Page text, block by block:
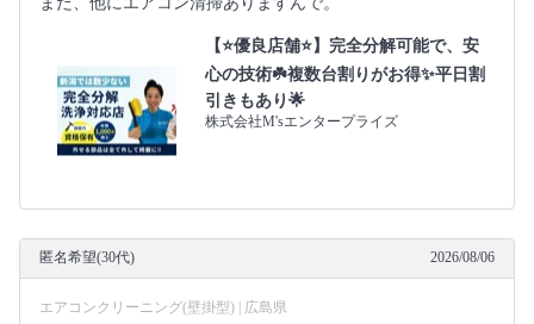
【⭐️優良店舗⭐️】完全分解可能で、安
心の技術☘️複数台割りがお得✨平日割
引きもあり🌟
株式会社M'sエンタープライズ
匿名希望(30代) 2026/08/06
エアコンクリーニング(壁掛型) | 広島県